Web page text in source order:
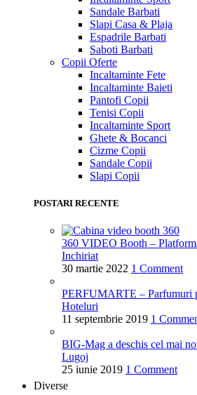
Sandale Barbati
Slapi Casa & Plaja
Espadrile Barbati
Saboti Barbati
Copii Oferte
Incaltaminte Fete
Incaltaminte Baieti
Pantofi Copii
Tenisi Copii
Incaltaminte Sport
Ghete & Bocanci
Cizme Copii
Sandale Copii
Slapi Copii
POSTARI RECENTE
360 VIDEO Booth –
Inchiriat
30 martie 2022 1 Comment
PERFUMARTE – Parfumuri
Hoteluri
11 septembrie 2019 1
BIG-Mag a deschis cel mai
Lugoj
25 iunie 2019 1 Comment
Diverse